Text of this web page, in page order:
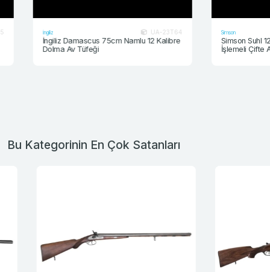
UA-23T64
İngiliz Damascus 75cm Namlu 12 Kalibre
Dolma Av Tüfeği
Simson Suhl 12
İşlemeli Çifte Av
Bu Kategorinin En Çok Satanları